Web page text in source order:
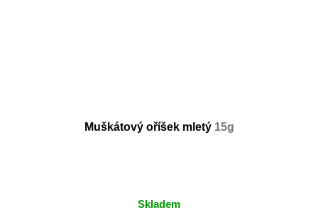
Muškátový oříšek mletý 15g
Skladem